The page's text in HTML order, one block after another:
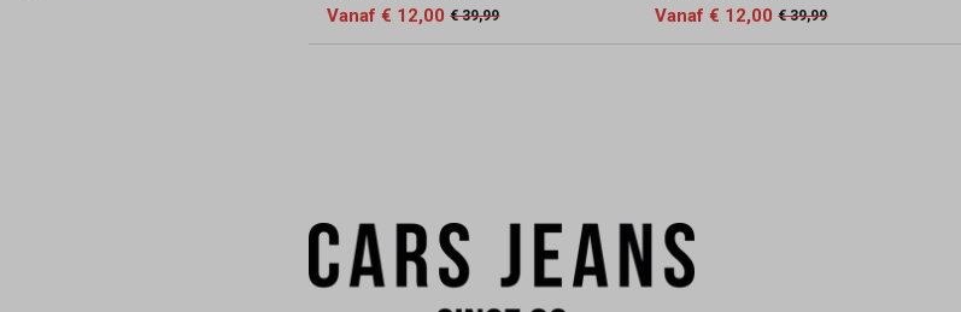
Vanaf € 12,00 € 39,99 Vanaf € 12,00 € 39,99